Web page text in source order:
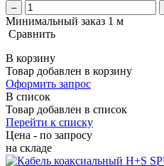
–
Минимальный заказ 1 м
Сравнить
В корзину
Товар добавлен в корзину
Оформить запрос
В список
Товар добавлен в список
Перейти к списку
Цена - по запросу
на складе